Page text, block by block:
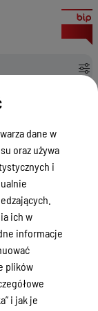
w Ostródzie
Wersja obowiązująca
28-11-2019
Drukuj
sprawie
dane w
oraz używa
i
ich w
informacje
plików
i jak je